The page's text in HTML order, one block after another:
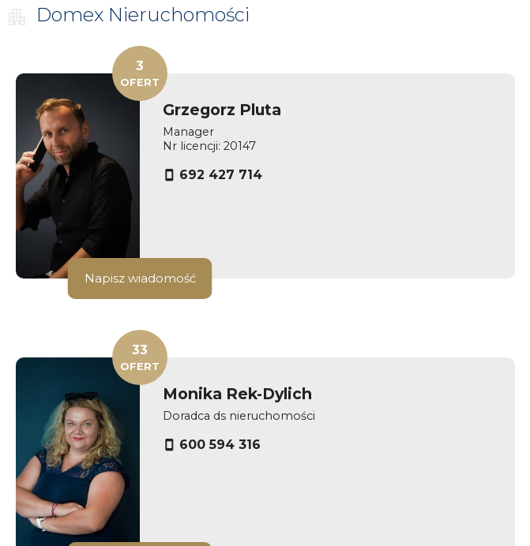
Domex Nieruchomości
Grzegorz Pluta
Manager
Nr licencji: 20147
692 427 714
3
OFERT
Napisz wiadomość
Monika Rek-Dylich
Doradca ds nieruchomości
600 594 316
33
OFERT